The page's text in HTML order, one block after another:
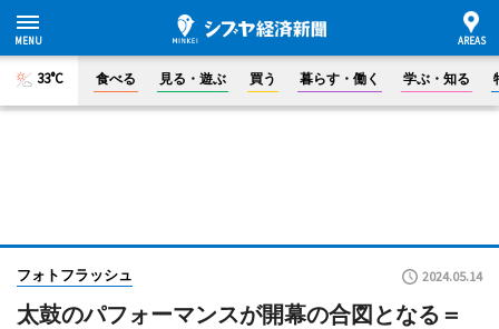
33°C 食べる 見る・遊ぶ 買う 暮らす・働く 学ぶ・知る
フォトフラッシュ 2024.05.14
太鼓のパフォーマンスが開幕の合図となる＝